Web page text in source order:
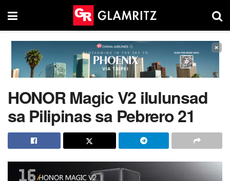
×
HONOR Magic V2 ilulunsad
sa Pilipinas sa Pebrero 21